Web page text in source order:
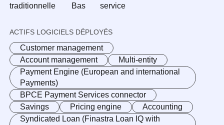
traditionnelle
Bas
service
ACTIFS LOGICIELS DÉPLOYÉS
Customer management
Account management
Multi-entity
Payment Engine (European and international
Payments)
BPCE Payment Services connector
Savings
Pricing engine
Accounting
Syndicated Loan (Finastra Loan IQ with